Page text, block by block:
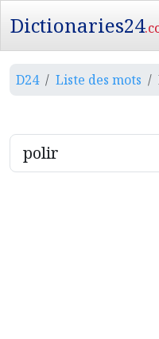
Dictionaries24
D24 Liste des mots